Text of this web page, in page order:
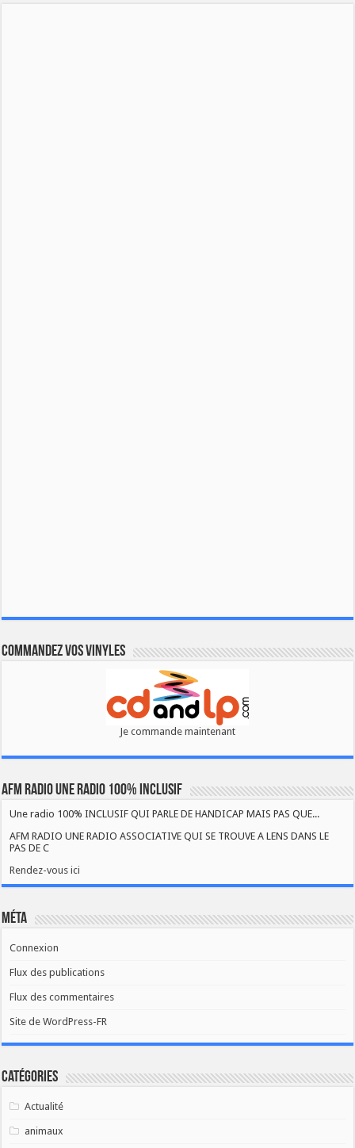
Commandez vos vinyles
Je commande maintenant
AFM RADIO UNE RADIO 100% INCLUSIF
Une radio 100% INCLUSIF QUI PARLE DE HANDICAP MAIS PAS QUE...
AFM RADIO UNE RADIO ASSOCIATIVE QUI SE TROUVE A LENS DANS LE
PAS DE C
Rendez-vous ici
Méta
Connexion
Flux des publications
Flux des commentaires
Site de WordPress-FR
Catégories
Actualité
animaux